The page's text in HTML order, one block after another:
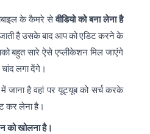
के कैमरे सेवीडियो को बना लेना है
जाती है उसके बाद आप को एडिट करने के
बहुत सारे ऐसे एप्लीकेशन मिल जाएंगे
चांद लगा देंगे।
जाना है वहां पर यूट्यूब को सर्च करके
कर लेना है।
को खोलना है।